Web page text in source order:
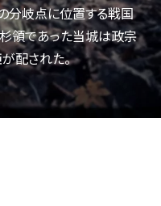
分岐点に位置する戦国
領であった当城は政宗
配された。